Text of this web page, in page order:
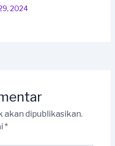
2024
akan dipublikasikan.
*